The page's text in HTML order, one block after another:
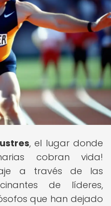
, el lugar donde
cobran vida!
a través de las
de líderes,
que han dejado